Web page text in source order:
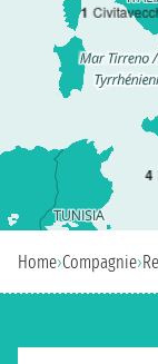
1
4
Home›Compagnie›